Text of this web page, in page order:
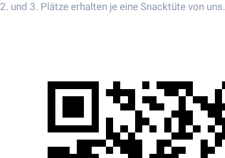
2. und 3. Plätze erhalten je eine Snacktüte von uns.